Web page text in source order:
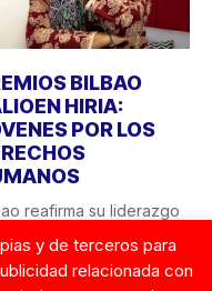
BILBAO
HIRIA:
POR LOS
reafirma su liderazgo
los valores
y...
y de terceros para
relacionada con